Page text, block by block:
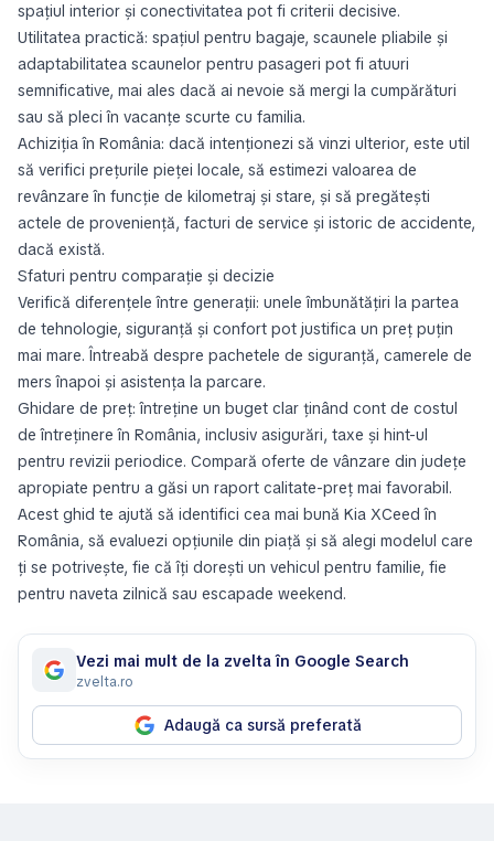
spațiul interior și conectivitatea pot fi criterii decisive.
Utilitatea practică: spațiul pentru bagaje, scaunele pliabile și
adaptabilitatea scaunelor pentru pasageri pot fi atuuri
semnificative, mai ales dacă ai nevoie să mergi la cumpărături
sau să pleci în vacanțe scurte cu familia.
Achiziția în România: dacă intenționezi să vinzi ulterior, este util
să verifici prețurile pieței locale, să estimezi valoarea de
revânzare în funcție de kilometraj și stare, și să pregătești
actele de proveniență, facturi de service și istoric de accidente,
dacă există.
Sfaturi pentru comparație și decizie
Verifică diferențele între generații: unele îmbunătățiri la partea
de tehnologie, siguranță și confort pot justifica un preț puțin
mai mare. Întreabă despre pachetele de siguranță, camerele de
mers înapoi și asistența la parcare.
Ghidare de preț: întreține un buget clar ținând cont de costul
de întreținere în România, inclusiv asigurări, taxe și hint-ul
pentru revizii periodice. Compară oferte de vânzare din județe
apropiate pentru a găsi un raport calitate-preț mai favorabil.
Acest ghid te ajută să identifici cea mai bună Kia XCeed în
România, să evaluezi opțiunile din piață și să alegi modelul care
ți se potrivește, fie că îți dorești un vehicul pentru familie, fie
pentru naveta zilnică sau escapade weekend.
Vezi mai mult de la zvelta în Google Search
zvelta.ro
Adaugă ca sursă preferată